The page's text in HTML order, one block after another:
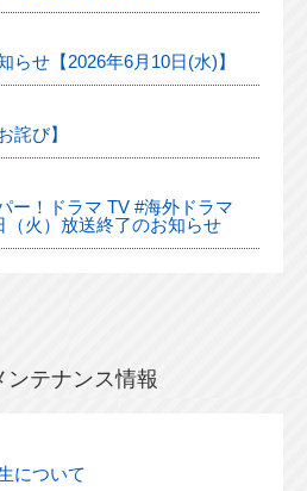
らせ【2026年6月10日(水)】
詫び】
ー！ドラマ TV #海外ドラマ
火）放送終了のお知らせ
ンテナンス情報
について